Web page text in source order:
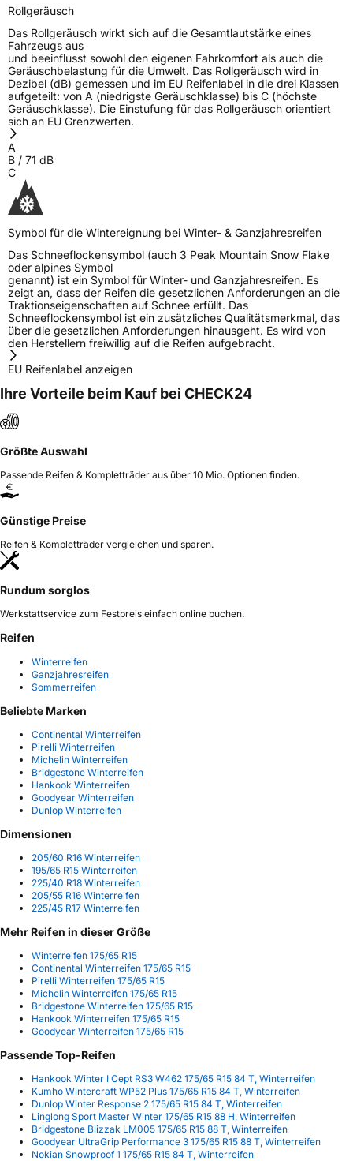
Rollgeräusch
Das Rollgeräusch wirkt sich auf die Gesamtlautstärke eines
Fahrzeugs aus
und beeinflusst sowohl den eigenen Fahrkomfort als auch die
Geräuschbelastung für die Umwelt. Das Rollgeräusch wird in
Dezibel (dB) gemessen und im EU Reifenlabel in die drei Klassen
aufgeteilt: von A (niedrigste Geräuschklasse) bis C (höchste
Geräuschklasse). Die Einstufung für das Rollgeräusch orientiert
sich an EU Grenzwerten.
A
B / 71 dB
C
Symbol für die Wintereignung bei Winter- & Ganzjahresreifen
Das Schneeflockensymbol (auch 3 Peak Mountain Snow Flake
oder alpines Symbol
genannt) ist ein Symbol für Winter- und Ganzjahresreifen. Es
zeigt an, dass der Reifen die gesetzlichen Anforderungen an die
Traktionseigenschaften auf Schnee erfüllt. Das
Schneeflockensymbol ist ein zusätzliches Qualitätsmerkmal, das
über die gesetzlichen Anforderungen hinausgeht. Es wird von
den Herstellern freiwillig auf die Reifen aufgebracht.
EU Reifenlabel anzeigen
Ihre Vorteile beim Kauf bei CHECK24
Größte Auswahl
Passende Reifen & Kompletträder aus über 10 Mio. Optionen finden.
Günstige Preise
Reifen & Kompletträder vergleichen und sparen.
Rundum sorglos
Werkstattservice zum Festpreis einfach online buchen.
Reifen
Winterreifen
Ganzjahresreifen
Sommerreifen
Beliebte Marken
Continental Winterreifen
Pirelli Winterreifen
Michelin Winterreifen
Bridgestone Winterreifen
Hankook Winterreifen
Goodyear Winterreifen
Dunlop Winterreifen
Dimensionen
205/60 R16 Winterreifen
195/65 R15 Winterreifen
225/40 R18 Winterreifen
205/55 R16 Winterreifen
225/45 R17 Winterreifen
Mehr Reifen in dieser Größe
Winterreifen 175/65 R15
Continental Winterreifen 175/65 R15
Pirelli Winterreifen 175/65 R15
Michelin Winterreifen 175/65 R15
Bridgestone Winterreifen 175/65 R15
Hankook Winterreifen 175/65 R15
Goodyear Winterreifen 175/65 R15
Passende Top-Reifen
Hankook Winter I Cept RS3 W462 175/65 R15 84 T, Winterreifen
Kumho Wintercraft WP52 Plus 175/65 R15 84 T, Winterreifen
Dunlop Winter Response 2 175/65 R15 84 T, Winterreifen
Linglong Sport Master Winter 175/65 R15 88 H, Winterreifen
Bridgestone Blizzak LM005 175/65 R15 88 T, Winterreifen
Goodyear UltraGrip Performance 3 175/65 R15 88 T, Winterreifen
Nokian Snowproof 1 175/65 R15 84 T, Winterreifen